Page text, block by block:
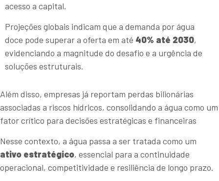
acesso a capital.
Projeções globais indicam que a demanda por água
doce pode superar a oferta em até 40% até 2030,
evidenciando a magnitude do desafio e a urgência de
soluções estruturais.
Além disso, empresas já reportam perdas bilionárias
associadas a riscos hídricos, consolidando a água como um
fator crítico para decisões estratégicas e financeiras
Nesse contexto, a água passa a ser tratada como um
ativo estratégico, essencial para a continuidade
operacional, competitividade e resiliência de longo prazo.